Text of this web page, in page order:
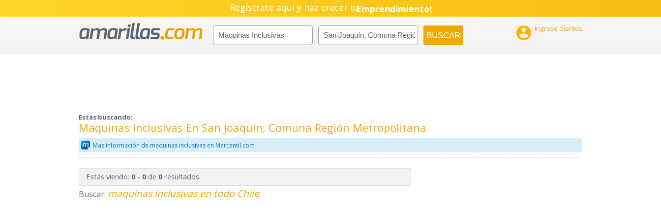
Regístrate aquí y haz crecer tu
Emprendimiento!
 Ingreso clientes
Estás buscando:
Maquinas Inclusivas En San Joaquín, Comuna Región Metropolitana
Mas información de maquinas inclusivas en Mercantil.com
Estás viendo: 0- 0de 0resultados.
Buscar: maquinas inclusivas en todo Chile